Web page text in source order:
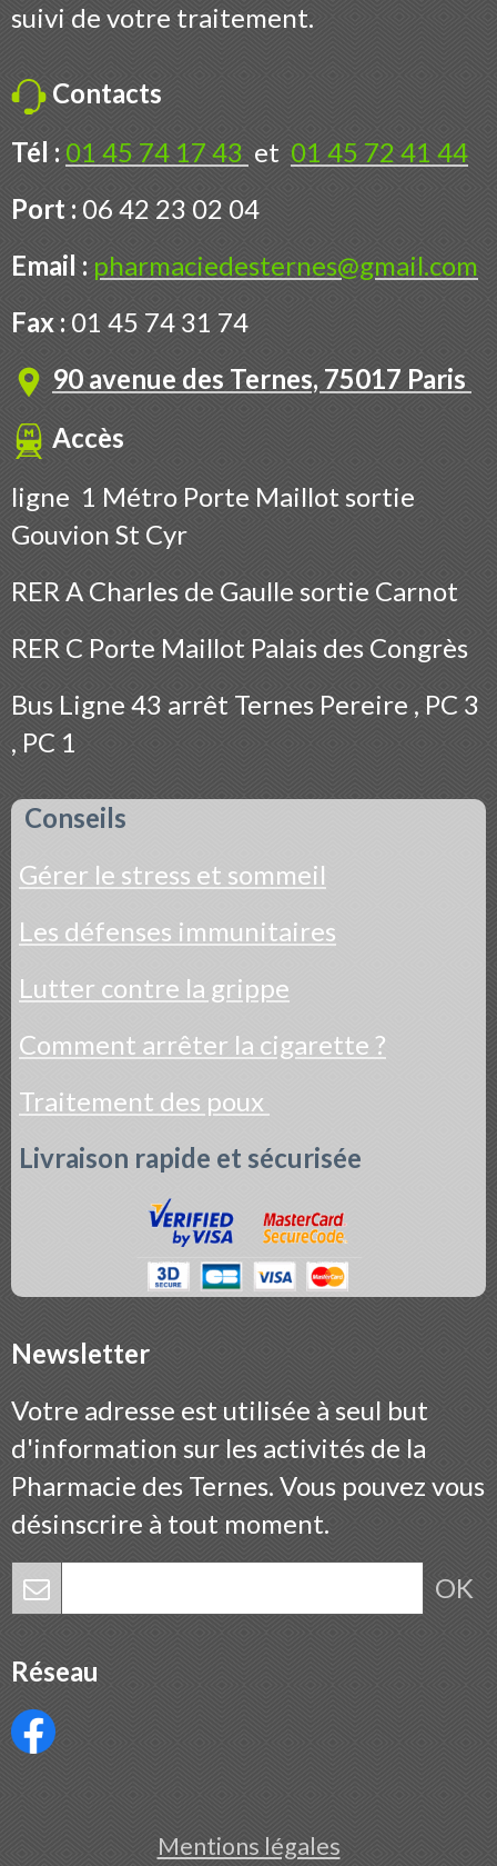
suivi de votre traitement.
Contacts
Tél : 01 45 74 17 43 et 01 45 72 41 44
Port : 06 42 23 02 04
Email : pharmaciedesternes@gmail.com
Fax : 01 45 74 31 74
90 avenue des Ternes, 75017 Paris
Accès
ligne 1 Métro Porte Maillot sortie
Gouvion St Cyr
RER A Charles de Gaulle sortie Carnot
RER C Porte Maillot Palais des Congrès
Bus Ligne 43 arrêt Ternes Pereire , PC 3
, PC 1
Conseils
Gérer le stress et sommeil
Les défenses immunitaires
Lutter contre la grippe
Comment arrêter la cigarette ?
Traitement des poux
Livraison rapide et sécurisée
Newsletter
Votre adresse est utilisée à seul but
d'information sur les activités de la
Pharmacie des Ternes. Vous pouvez vous
désinscrire à tout moment.
OK
Réseau
Mentions légales